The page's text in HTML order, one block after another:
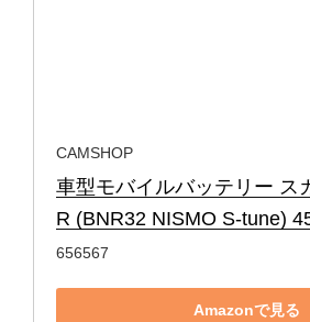
CAMSHOP
車型モバイルバッテリー ス
R (BNR32 NISMO S-tune)
656567
Amazonで見る